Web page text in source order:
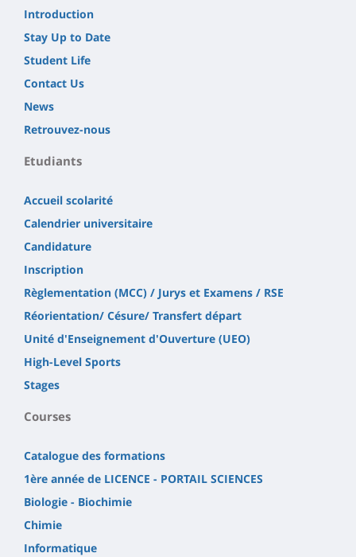
Introduction
Stay Up to Date
Student Life
Contact Us
News
Retrouvez-nous
Etudiants
Accueil scolarité
Calendrier universitaire
Candidature
Inscription
Règlementation (MCC) / Jurys et Examens / RSE
Réorientation/ Césure/ Transfert départ
Unité d'Enseignement d'Ouverture (UEO)
High-Level Sports
Stages
Courses
Catalogue des formations
1ère année de LICENCE - PORTAIL SCIENCES
Biologie - Biochimie
Chimie
Informatique